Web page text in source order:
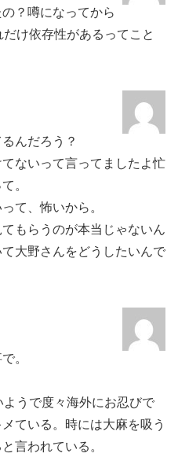
？噂になってから
け依存性があるってこと
んだろう？
ないって言ってましたよ忙
。
て、怖いから。
もらうのが本当じゃないん
大野さんをどうしたいんで
。
うで度々海外にお忍びで
ている。時には大麻を吸う
言われている。